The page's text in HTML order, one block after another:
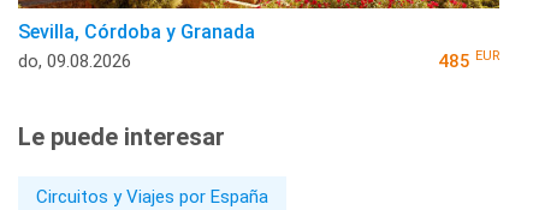
Sevilla, Córdoba y Granada
do, 09.08.2026 485 EUR
Le puede interesar
Circuitos y Viajes por España